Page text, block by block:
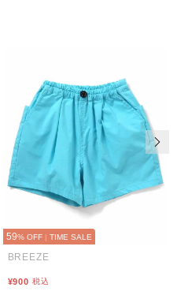
59% OFF | TIME SALE
BREEZE
¥900 税込
次